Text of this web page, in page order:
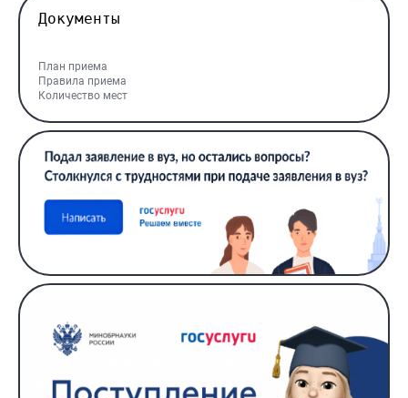
Документы
План приема
Правила приема
Количество мест